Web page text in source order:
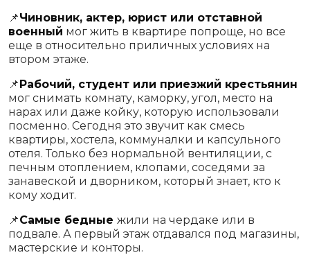
📌Чиновник, актер, юрист или отставной
военный мог жить в квартире попроще, но все
еще в относительно приличных условиях на
втором этаже.
📌Рабочий, студент или приезжий крестьянин
мог снимать комнату, каморку, угол, место на
нарах или даже койку, которую использовали
посменно. Сегодня это звучит как смесь
квартиры, хостела, коммуналки и капсульного
отеля. Только без нормальной вентиляции, с
печным отоплением, клопами, соседями за
занавеской и дворником, который знает, кто к
кому ходит.
📌Самые бедные жили на чердаке или в
подвале. А первый этаж отдавался под магазины,
мастерские и конторы.